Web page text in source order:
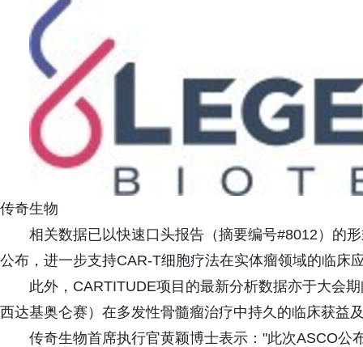
传奇生物
相关数据已以快速口头报告（摘要编号#8012）的
公布，进一步支持CAR-T细胞疗法在实体瘤领域的临床
此外，CARTITUDE项目的最新分析数据亦于大会
西达基奥仑赛）在多发性骨髓瘤治疗中持久的临床获益
传奇生物首席执行官黄颖博士表示："此次ASCO